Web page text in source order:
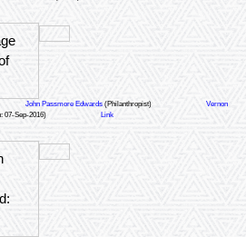
John Passmore Edwards (Philanthropist)
Vernon
07-Sep-2016) Link